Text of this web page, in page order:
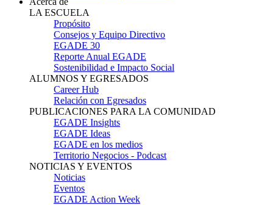
LA ESCUELA
Propósito
Consejos y Equipo Directivo
EGADE 30
Reporte Anual EGADE
Sostenibilidad e Impacto Social
ALUMNOS Y EGRESADOS
Career Hub
Relación con Egresados
PUBLICACIONES PARA LA COMUNIDAD
EGADE Insights
EGADE Ideas
EGADE en los medios
Territorio Negocios - Podcast
NOTICIAS Y EVENTOS
Noticias
Eventos
EGADE Action Week